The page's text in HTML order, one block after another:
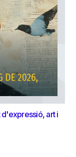
d'expressió, art i